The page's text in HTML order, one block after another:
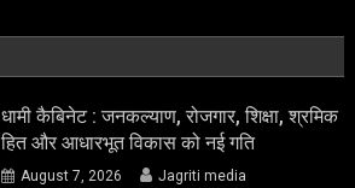
धामी कैबिनेट : जनकल्याण, रोजगार, शिक्षा, श्रमिक
हित और आधारभूत विकास को नई गति
August 7, 2026 Jagriti media